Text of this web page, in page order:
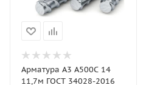
Арматура А3 А500С 14
11,7м ГОСТ 34028-2016